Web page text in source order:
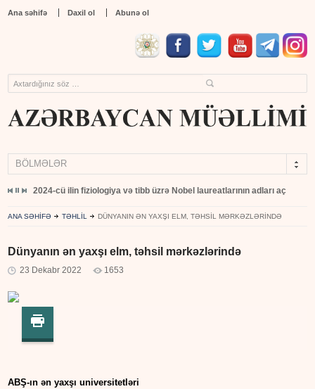
Ana səhifə Daxil ol Abunə ol
BÖLMƏLƏR
2024-cü ilin fiziologiya və tibb üzrə Nobel laureatlarının adları açıqlandı
ANA SƏHİFƏ TƏHLİL DÜNYANIN ƏN YAXŞI ELM, TƏHSIL MƏRKƏZLƏRINDƏ
Dünyanın ən yaxşı elm, təhsil mərkəzlərində
23 Dekabr 2022 1653
ABŞ-ın ən yaxşı universitetləri